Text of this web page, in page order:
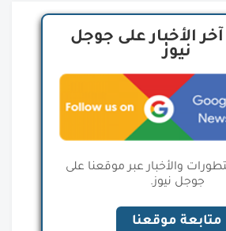
الأخبار على جوجل
نيوز
والأخبار عبر موقعنا على
جوجل نيوز.
متابعة موقعنا